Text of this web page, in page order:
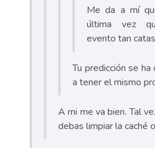
Me da a mí
última vez
evento tan
Tu predicción se
a tener el mismo
A mi me va bien. Tal
debas limpiar la caché